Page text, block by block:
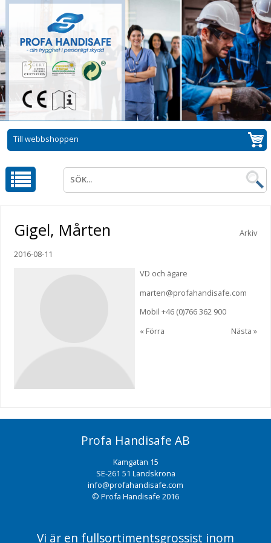
Till webbshoppen
Arkiv
Gigel, Mårten
2016-08-11
VD och ägare
marten@profahandisafe.com
Mobil +46 (0)766 362 900
« Förra Nästa »
Profa Handisafe AB
Kamgatan 15
SE-261 51 Landskrona
info@profahandisafe.com
© Profa Handisafe 2016
Vi är en fullsortimentsgrossist inom